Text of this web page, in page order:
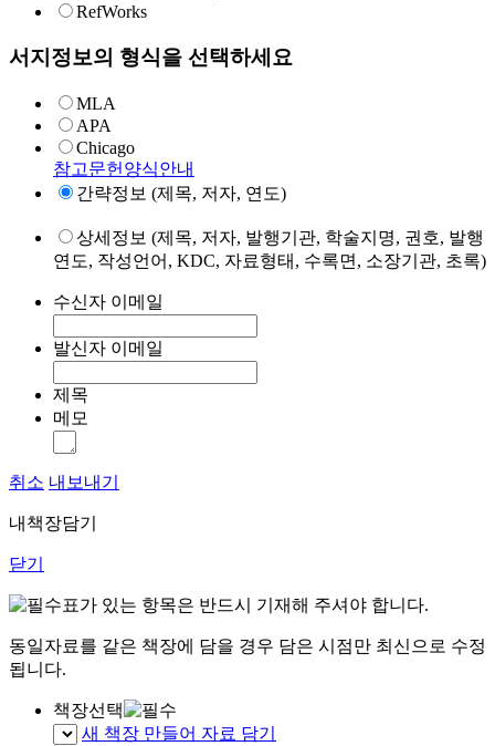
RefWorks
서지정보의 형식을 선택하세요
MLA
APA
Chicago
참고문헌양식안내
간략정보 (제목, 저자, 연도)
상세정보 (제목, 저자, 발행기관, 학술지명, 권호, 발행
연도, 작성언어, KDC, 자료형태, 수록면, 소장기관, 초록)
수신자 이메일
발신자 이메일
제목
메모
취소 내보내기
내책장담기
닫기
표가 있는 항목은 반드시 기재해 주셔야 합니다.
동일자료를 같은 책장에 담을 경우 담은 시점만 최신으로 수정
됩니다.
책장선택
새 책장 만들어 자료 담기